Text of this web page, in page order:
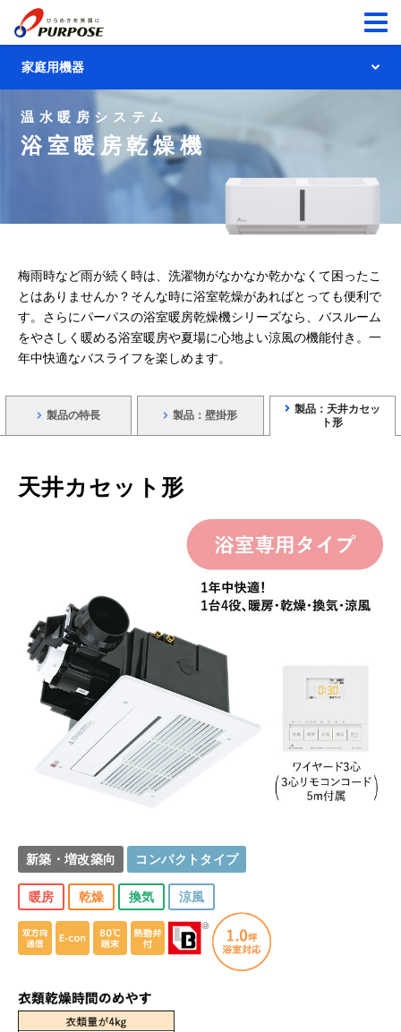
家庭用機器
家庭用機器トップ
ガス給湯機器
給湯器
ふろがま
暖房専用熱源機
700シリーズ
680シリーズ
浴室暖房乾燥機
温水式床暖房
温水式床暖房リモコン
パネルヒーター
太陽熱利用システム
太陽熱温水システム／
太陽熱利用ガス温水システム
製品に関する大切なお知らせ
製品安全に関する大切なお知らせ
製品を安全に正しくおつかいいただくために
点検依頼方法・点検料金
お問い合わせ先
使用期間お知らせサイン（タイムスタンプ）について
温水暖房システム
浴室暖房乾燥機
梅雨時など雨が続く時は、洗濯物がなかなか乾かなくて困ったこ
とはありませんか？ そんな時に浴室乾燥があればとっても便利で
す。 さらにパーパスの浴室暖房乾燥機シリーズなら、バスルーム
をやさしく暖める浴室暖房や夏場に心地よい涼風の機能付き。 一
年中快適なバスライフを楽しめます。
製品の特長 製品：壁掛形
製品：天井カセッ
ト形
天井カセット形
新築・増改築向 コンパクトタイプ
暖房 乾燥 換気 涼風